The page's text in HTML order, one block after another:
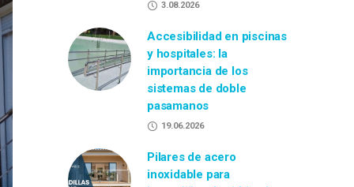
3.08.2026
Accesibilidad en piscinas
y hospitales: la
importancia de los
sistemas de doble
pasamanos
19.06.2026
Pilares de acero
inoxidable para